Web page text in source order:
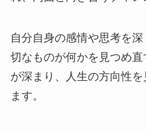
自分自身の感情や思考を
切なものが何かを見つめ
が深まり、人生の方向性
ます。